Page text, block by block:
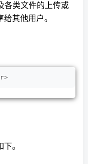
各类文件的上传或
其他用户。
>
。